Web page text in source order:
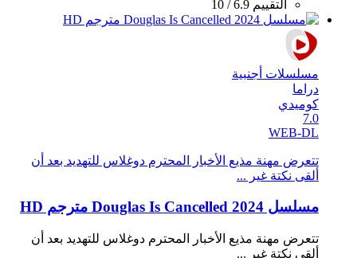
التقييم 6.9 / 10
مسلسلات أجنبية
دراما
كوميدي
7.0
WEB-DL
تتعرض مهنة مذيع الأخبار المحترم دوغلاس للتهديد بعد أن
ألقى نكتة غير ...
مسلسل Douglas Is Cancelled 2024 مترجم HD
تتعرض مهنة مذيع الأخبار المحترم دوغلاس للتهديد بعد أن
ألقى نكتة غير ...